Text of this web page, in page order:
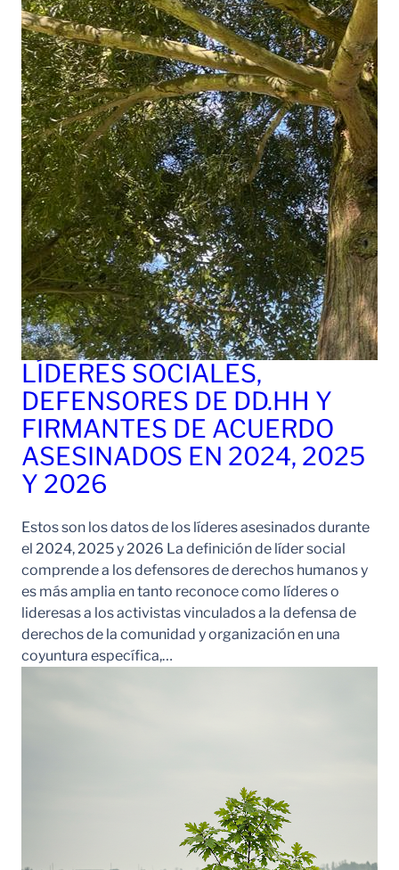
LÍDERES SOCIALES,
DEFENSORES DE DD.HH Y
FIRMANTES DE ACUERDO
ASESINADOS EN 2024, 2025
Y 2026
Estos son los datos de los líderes asesinados durante
el 2024, 2025 y 2026 La definición de líder social
comprende a los defensores de derechos humanos y
es más amplia en tanto reconoce como líderes o
lideresas a los activistas vinculados a la defensa de
derechos de la comunidad y organización en una
coyuntura específica,…